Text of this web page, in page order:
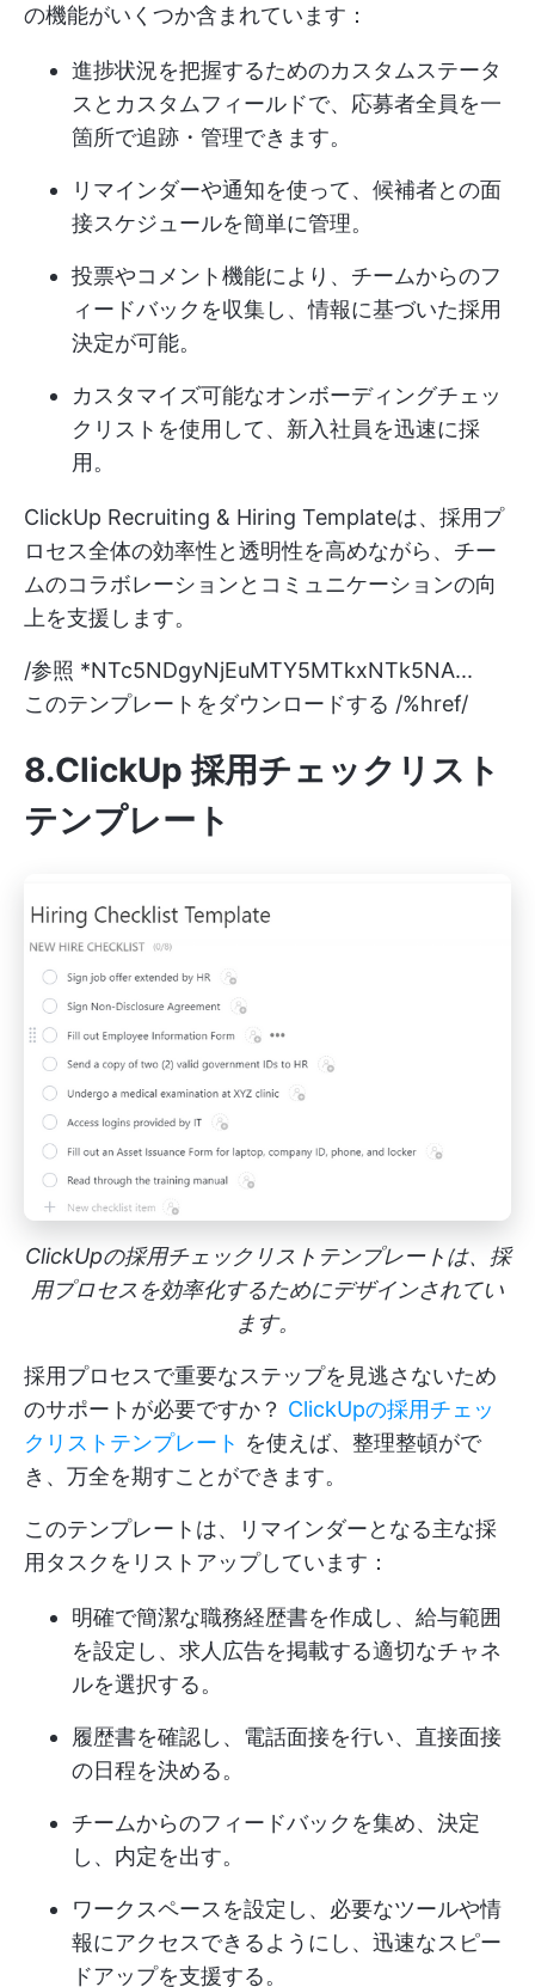
の機能がいくつか含まれています：
進捗状況を把握するためのカスタムステータ
スとカスタムフィールドで、応募者全員を一
箇所で追跡・管理できます。
リマインダーや通知を使って、候補者との面
接スケジュールを簡単に管理。
投票やコメント機能により、チームからのフ
ィードバックを収集し、情報に基づいた採用
決定が可能。
カスタマイズ可能なオンボーディングチェッ
クリストを使用して、新入社員を迅速に採
用。
ClickUp Recruiting & Hiring Templateは、採用プ
ロセス全体の効率性と透明性を高めながら、チー
ムのコラボレーションとコミュニケーションの向
上を支援します。
/参照 *NTc5NDgyNjEuMTY5MTkxNTk5NA...
このテンプレートをダウンロードする /%href/
8.ClickUp 採用チェックリスト
テンプレート
ClickUpの採用チェックリストテンプレートは、採
用プロセスを効率化するためにデザインされてい
ます。
採用プロセスで重要なステップを見逃さないため
のサポートが必要ですか？ ClickUpの採用チェッ
クリストテンプレート を使えば、整理整頓がで
き、万全を期すことができます。
このテンプレートは、リマインダーとなる主な採
用タスクをリストアップしています：
明確で簡潔な職務経歴書を作成し、給与範囲
を設定し、求人広告を掲載する適切なチャネ
ルを選択する。
履歴書を確認し、電話面接を行い、直接面接
の日程を決める。
チームからのフィードバックを集め、決定
し、内定を出す。
ワークスペースを設定し、必要なツールや情
報にアクセスできるようにし、迅速なスピー
ドアップを支援する。